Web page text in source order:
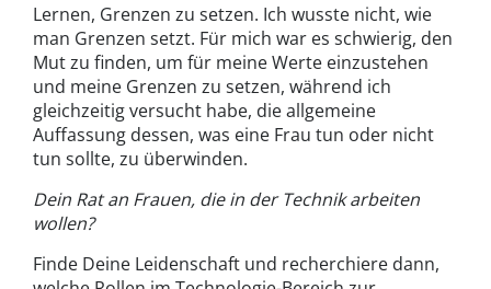
Lernen, Grenzen zu setzen. Ich wusste nicht, wie
man Grenzen setzt. Für mich war es schwierig, den
Mut zu finden, um für meine Werte einzustehen
und meine Grenzen zu setzen, während ich
gleichzeitig versucht habe, die allgemeine
Auffassung dessen, was eine Frau tun oder nicht
tun sollte, zu überwinden.
Dein Rat an Frauen, die in der Technik arbeiten
wollen?
Finde Deine Leidenschaft und recherchiere dann,